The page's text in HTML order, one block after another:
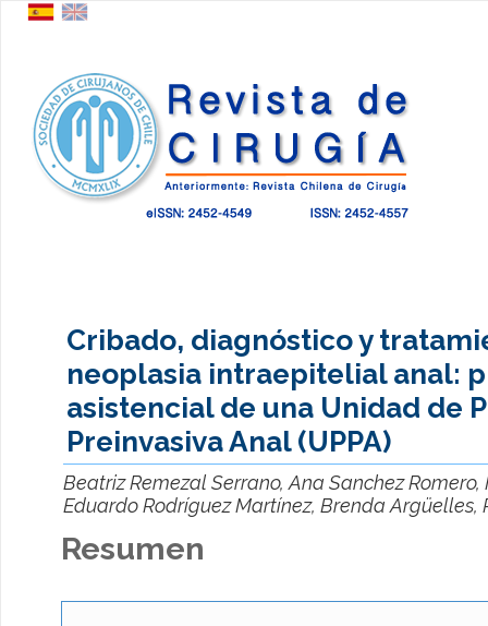
Cribado, diagnóstico y
neoplasia intraepitelial anal:
asistencial de una Unidad de
Preinvasiva Anal (UPPA)
Beatriz Remezal Serrano, Ana Sanchez Romero,
Eduardo Rodríguez Martínez, Brenda Argüelles,
Resumen